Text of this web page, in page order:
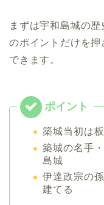
まずは宇和島城の
のポイントだけを
できます。
築城当初は
築城の名手
島城
伊達政宗の
建てる